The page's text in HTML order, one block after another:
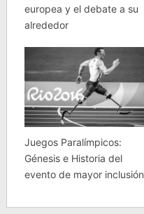
europea y el debate a su
alrededor
Juegos Paralímpicos:
Génesis e Historia del
evento de mayor inclusión